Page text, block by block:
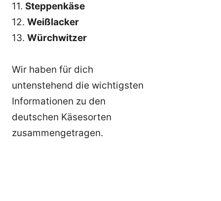
11. Steppenkäse
12. Weißlacker
13. Würchwitzer
Wir haben für dich
untenstehend die wichtigsten
Informationen zu den
deutschen Käsesorten
zusammengetragen.